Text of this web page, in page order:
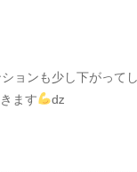
ョンも少し下がって
ます
ǳ